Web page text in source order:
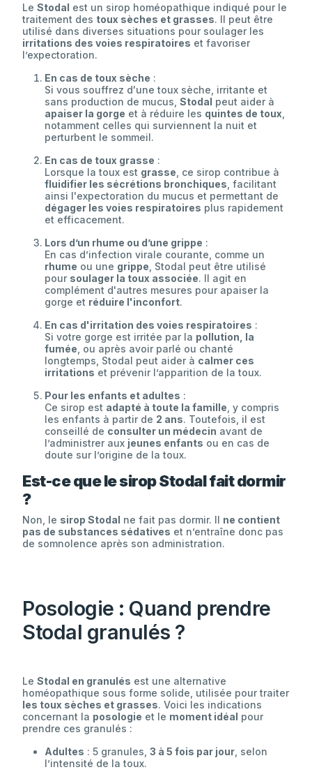
Le Stodal est un sirop homéopathique indiqué pour le
traitement des toux sèches et grasses. Il peut être
utilisé dans diverses situations pour soulager les
irritations des voies respiratoires et favoriser
l’expectoration.
En cas de toux sèche :
Si vous souffrez d'une toux sèche, irritante et
sans production de mucus, Stodal peut aider à
apaiser la gorge et à réduire les quintes de toux
notamment celles qui surviennent la nuit et
perturbent le sommeil.
En cas de toux grasse :
Lorsque la toux est grasse , ce sirop contribue à
fluidifier les sécrétions bronchiques , facilitant
ainsi l'expectoration du mucus et permettant de
dégager les voies respiratoires plus rapidement
et efficacement.
Lors d’un rhume ou d’une grippe :
En cas d’infection virale courante, comme un
rhume ou une grippe , Stodal peut être utilisé
pour soulager la toux associée. Il agit en
complément d'autres mesures pour apaiser la
gorge et réduire l'inconfort.
En cas d'irritation des voies respiratoires :
Si votre gorge est irritée par la pollution, la
fumée , ou après avoir parlé ou chanté
longtemps, Stodal peut aider à calmer ces
irritations et prévenir l’apparition de la toux.
Pour les enfants et adultes :
Ce sirop est adapté à toute la famille , y compris
les enfants à partir de 2 ans. Toutefois, il est
conseillé de consulter un médecin avant de
l’administrer aux jeunes enfants ou en cas de
doute sur l’origine de la toux.
Est-ce que le sirop Stodal fait dormir
?
Non, le sirop Stodal ne fait pas dormir. Il ne contient
pas de substances sédatives et n’entraîne donc pas
de somnolence après son administration.
Posologie : Quand prendre
Stodal granulés ?
Le Stodal en granulés est une alternative
homéopathique sous forme solide, utilisée pour traiter
les toux sèches et grasses. Voici les indications
concernant la posologie et le moment idéal pour
prendre ces granulés :
Adultes : 5 granules, 3 à 5 fois par jour , selon
l’intensité de la toux.